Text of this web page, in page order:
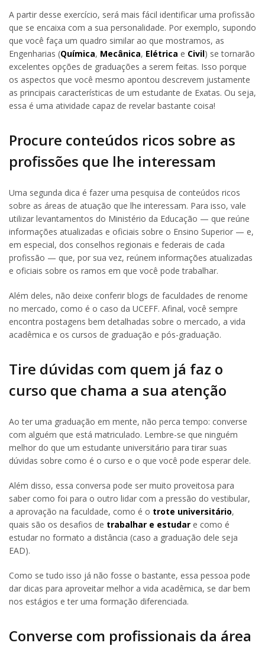
A partir desse exercício, será mais fácil identificar uma profissão
que se encaixa com a sua personalidade. Por exemplo, supondo
que você faça um quadro similar ao que mostramos, as
Engenharias (Química, Mecânica, Elétrica e Civil) se tornarão
excelentes opções de graduações a serem feitas. Isso porque
os aspectos que você mesmo apontou descrevem justamente
as principais características de um estudante de Exatas. Ou seja,
essa é uma atividade capaz de revelar bastante coisa!
Procure conteúdos ricos sobre as
profissões que lhe interessam
Uma segunda dica é fazer uma pesquisa de conteúdos ricos
sobre as áreas de atuação que lhe interessam. Para isso, vale
utilizar levantamentos do Ministério da Educação — que reúne
informações atualizadas e oficiais sobre o Ensino Superior — e,
em especial, dos conselhos regionais e federais de cada
profissão — que, por sua vez, reúnem informações atualizadas
e oficiais sobre os ramos em que você pode trabalhar.
Além deles, não deixe conferir blogs de faculdades de renome
no mercado, como é o caso da UCEFF. Afinal, você sempre
encontra postagens bem detalhadas sobre o mercado, a vida
acadêmica e os cursos de graduação e pós-graduação.
Tire dúvidas com quem já faz o
curso que chama a sua atenção
Ao ter uma graduação em mente, não perca tempo: converse
com alguém que está matriculado. Lembre-se que ninguém
melhor do que um estudante universitário para tirar suas
dúvidas sobre como é o curso e o que você pode esperar dele.
Além disso, essa conversa pode ser muito proveitosa para
saber como foi para o outro lidar com a pressão do vestibular,
a aprovação na faculdade, como é o trote universitário,
quais são os desafios de trabalhar e estudar e como é
estudar no formato a distância (caso a graduação dele seja
EAD).
Como se tudo isso já não fosse o bastante, essa pessoa pode
dar dicas para aproveitar melhor a vida acadêmica, se dar bem
nos estágios e ter uma formação diferenciada.
Converse com profissionais da área